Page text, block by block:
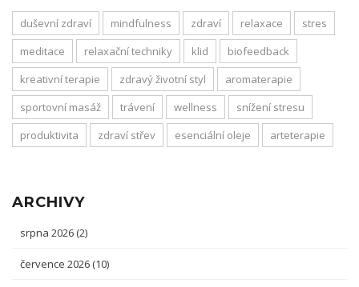
duševní zdraví mindfulness zdraví relaxace
stres
meditace
relaxační techniky klid
biofeedback
kreativní terapie
zdravý životní styl
aromaterapie
sportovní masáž
trávení wellness
snížení stresu
produktivita
zdraví střev esenciální oleje arteterapie
ARCHIVY
srpna 2026 (2)
července 2026 (10)